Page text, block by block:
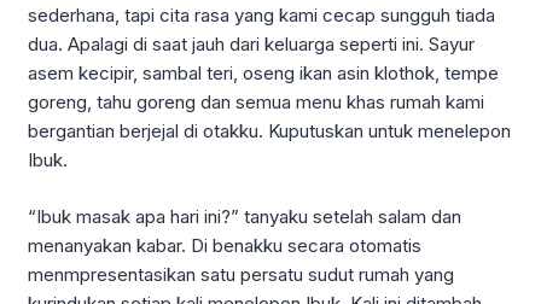
sederhana, tapi cita rasa yang kami cecap sungguh tiada
dua. Apalagi di saat jauh dari keluarga seperti ini. Sayur
asem kecipir, sambal teri, oseng ikan asin klothok, tempe
goreng, tahu goreng dan semua menu khas rumah kami
bergantian berjejal di otakku. Kuputuskan untuk menelepon
Ibuk.
“Ibuk masak apa hari ini?” tanyaku setelah salam dan
menanyakan kabar. Di benakku secara otomatis
menmpresentasikan satu persatu sudut rumah yang